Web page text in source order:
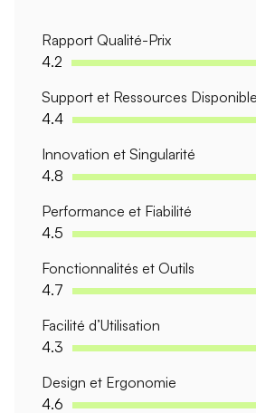
Rapport Qualité-Prix
4.2
Support et Ressources
4.4
Innovation et Singularité
4.8
Performance et Fiabilité
4.5
Fonctionnalités et Outils
4.7
Facilité d’Utilisation
4.3
Design et Ergonomie
4.6